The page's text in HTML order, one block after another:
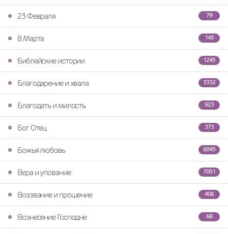
79
23 Февраля
145
8 Марта
1245
Библейские истории
3332
Благодарение и хвала
923
Благодать и милость
373
Бог Отец
6045
Божья любовь
7051
Вера и упование
406
Воззвание и прошение
68
Вознесение Господне